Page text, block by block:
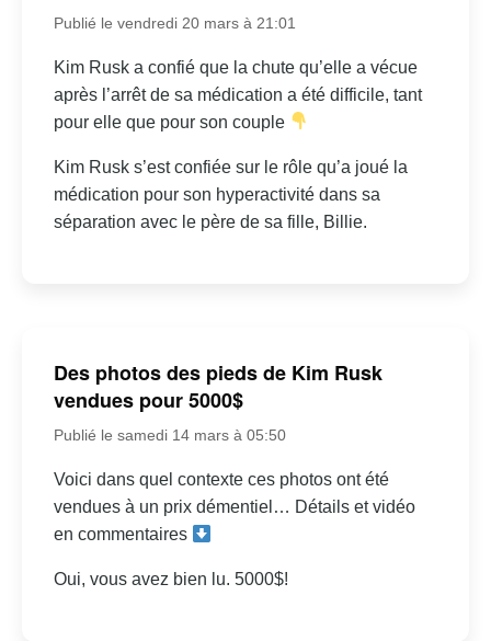
Publié le vendredi 20 mars à 21:01
Kim Rusk a confié que la chute qu’elle a vécue
après l’arrêt de sa médication a été difficile, tant
pour elle que pour son couple
Kim Rusk s’est confiée sur le rôle qu’a joué la
médication pour son hyperactivité dans sa
séparation avec le père de sa fille, Billie.
Des photos des pieds de Kim Rusk
vendues pour 5000$
Publié le samedi 14 mars à 05:50
Voici dans quel contexte ces photos ont été
vendues à un prix démentiel… Détails et vidéo
en commentaires
Oui, vous avez bien lu. 5000$!